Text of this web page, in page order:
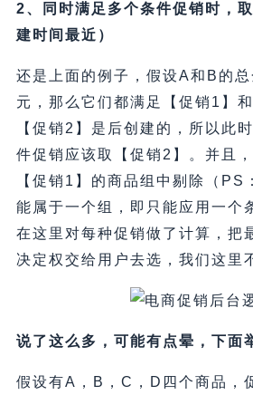
2、同时满足多个条件促销时，
建时间最近）
还是上面的例子，假设A和B的
元，那么它们都满足【促销1】
【促销2】是后创建的，所以此
件促销应该取【促销2】。并且
【促销1】的商品组中剔除（PS
能属于一个组，即只能应用一个
在这里对每种促销做了计算，把
决定权交给用户去选，我们这里
说了这么多，可能有点晕，下面
假设有A，B，C，D四个商品，